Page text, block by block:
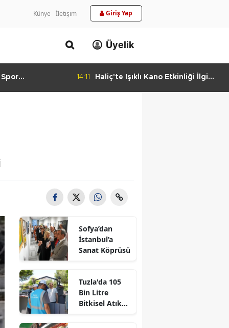
Künye İletişim Giriş Yap
Üyelik
14:11
Haliç'te Işıklı Kano Etkinliği İlgi
Sofya’dan
İstanbul’a
Sanat Köprüsü
Tuzla'da 105
Bin Litre
Bitkisel Atık